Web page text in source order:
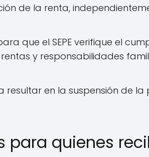
de la renta,
que el SEPE verifique el
y responsabilidades
en la suspensión de la
para quienes